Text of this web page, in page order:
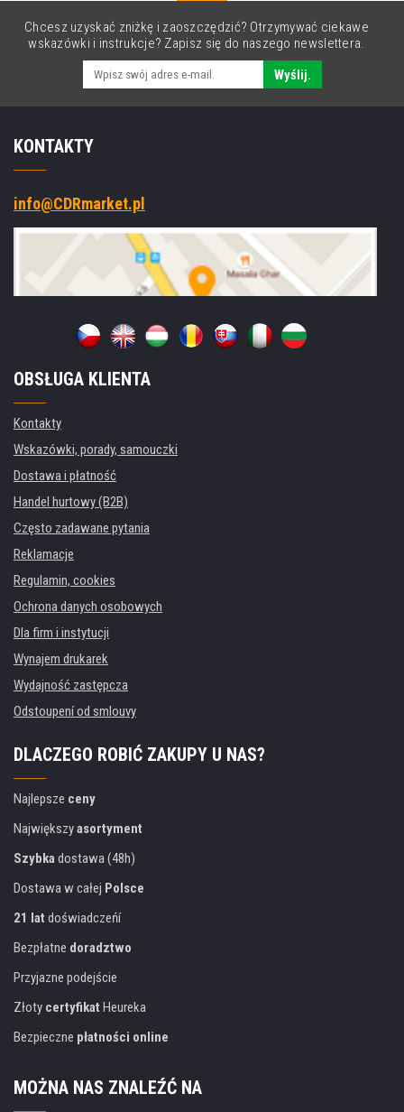
Chcesz uzyskać zniżkę i zaoszczędzić? Otrzymywać ciekawe
wskazówki i instrukcje? Zapisz się do naszego newslettera.
Wyślij.
KONTAKTY
info@CDRmarket.pl
OBSŁUGA KLIENTA
Kontakty
Wskazówki, porady, samouczki
Dostawa i płatność
Handel hurtowy (B2B)
Często zadawane pytania
Reklamacje
Regulamin, cookies
Ochrona danych osobowych
Dla firm i instytucji
Wynajem drukarek
Wydajność zastępcza
Odstoupení od smlouvy
DLACZEGO ROBIĆ ZAKUPY U NAS?
Najlepsze ceny
Największyasortyment
Szybkadostawa (48h)
Dostawa w całej Polsce
21 lat doświadczeńí
Bezpłatne doradztwo
Przyjazne podejście
Złoty certyfikat Heureka
Bezpieczne płatności online
MOŻNA NAS ZNALEŹĆ NA